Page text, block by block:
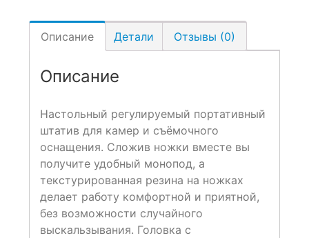
Описание Детали Отзывы (0)
Описание
Настольный регулируемый портативный
штатив для камер и съёмочного
оснащения. Сложив ножки вместе вы
получите удобный монопод, а
текстурированная резина на ножках
делает работу комфортной и приятной,
без возможности случайного
выскальзывания. Головка с